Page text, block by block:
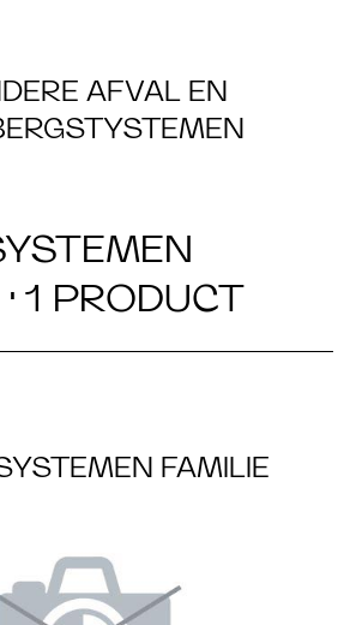
AFVAL EN
1 PRODUCT
FAMILIE